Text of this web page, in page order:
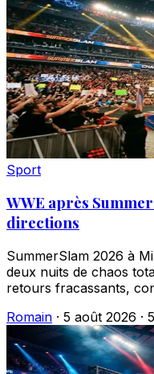
Sport
WWE après
directions
SummerSlam 2026 à
deux nuits de chaos
retours fracassants,
Romain · 5 août 2026 ·